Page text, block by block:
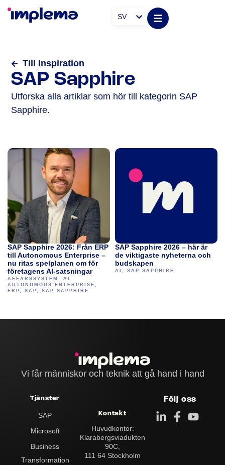
SV
Till Inspiration
SAP Sapphire
Utforska alla artiklar som hör till kategorin SAP
Sapphire.
SAP Sapphire 2026: Från ERP
till Autonomous Enterprise –
nu ritas spelplanen om för
företagens AI-satsningar
AFFÄRSSYSTEM AI
AUTONOMOUS ENTERPRISE
ERP
SAP SAP SAPPHIRE
SAP Sapphire 2026 – här är
de viktigaste nyheterna och
budskapen
AI SAP SAPPHIRE
Vi får människor och teknik att gå hand i hand
Tjänster
SAP
Microsoft
Business
Transformation
Kontakt
Huvudkontor:
Klarabergs­viadukten
90C,
111 64 Stockholm
Följ oss